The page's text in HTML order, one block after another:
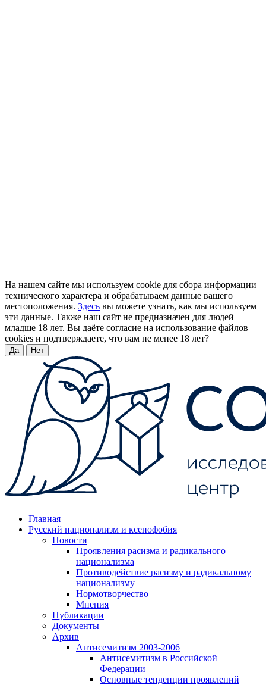
На нашем сайте мы используем cookie для сбора информации
технического характера и обрабатываем данные вашего
местоположения. Здесь вы можете узнать, как мы используем
эти данные. Также наш сайт не предназначен для людей
младше 18 лет. Вы даёте согласие на использование файлов
cookies и подтверждаете, что вам не менее 18 лет?
Да Нет
Главная
Русский национализм и ксенофобия
Новости
Проявления расизма и радикального
национализма
Противодействие расизму и радикальному
национализму
Нормотворчество
Мнения
Публикации
Документы
Архив
Антисемитизм 2003-2006
Антисемитизм в Российской
Федерации
Основные тенденции проявлений